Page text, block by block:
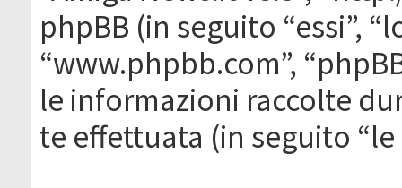
phpBB (in seguito “essi”,
“www.phpbb.com”,
le informazioni raccolte
te effettuata (in seguito